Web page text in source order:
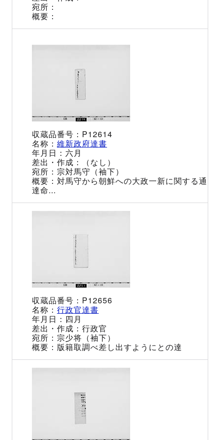
P12614
維新政府達書
六月
（なし）
宗対馬守（袖下）
対馬守から朝鮮への大政一新に関する通
達命...
P12656
行政官達書
四月
行政官
宗少将（袖下）
版籍取調べ差し出すようにとの達